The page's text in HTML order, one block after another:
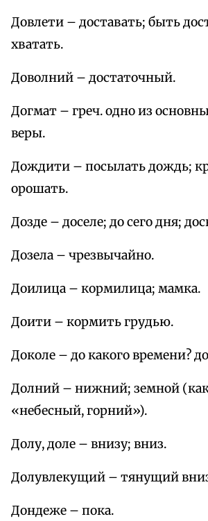
Довлети – доставать; быть
хватать.
Доволний – достаточный.
Догмат – греч. одно из
веры.
Дождити – посылать дождь;
орошать.
Дозде – доселе; до сего дня;
Дозела – чрезвычайно.
Доилица – кормилица; мамка.
Доити – кормить грудью.
Доколе – до какого времени?
Долний – нижний; земной
«небесный, горний»).
Долу, доле – внизу; вниз.
Долувлекущий – тянущий
Дондеже – пока.